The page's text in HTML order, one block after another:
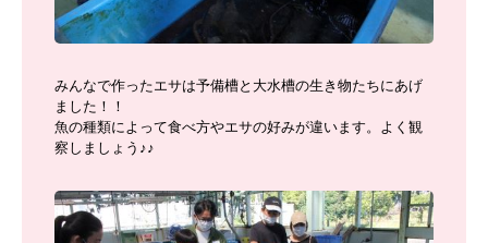
みんなで作ったエサは予備槽と大水槽の生き物たちにあげ
ました！！
魚の種類によって食べ方やエサの好みが違います。よく観
察しましょう♪♪